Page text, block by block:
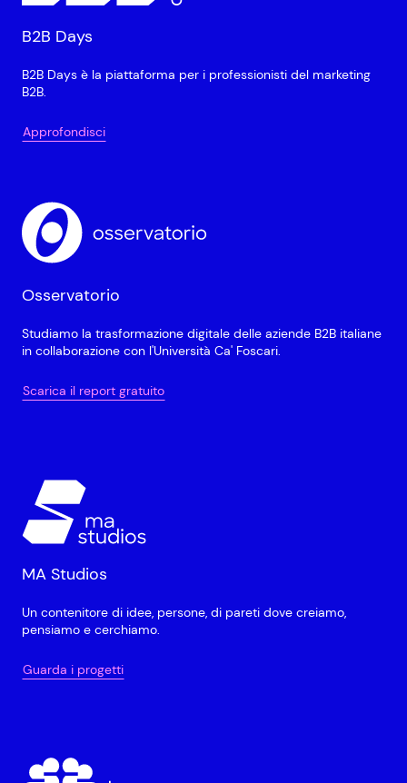
B2B Days
B2B Days è la piattaforma per i professionisti del marketing
B2B.
Approfondisci
Osservatorio
Studiamo la trasformazione digitale delle aziende B2B italiane
in collaborazione con l'Università Ca' Foscari.
Scarica il report gratuito
MA Studios
Un contenitore di idee, persone, di pareti dove creiamo,
pensiamo e cerchiamo.
Guarda i progetti